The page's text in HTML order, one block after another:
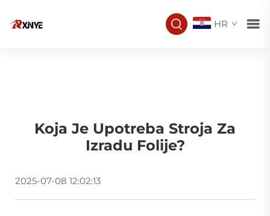
HR
Koja Je Upotreba Stroja Za
Izradu Folije?
2025-07-08 12:02:13